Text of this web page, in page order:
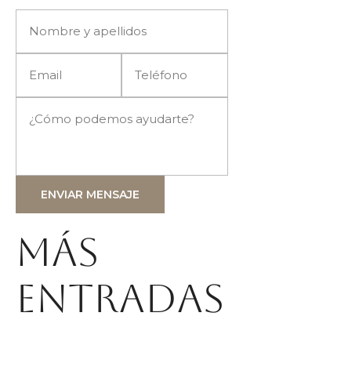
ENVIAR MENSAJE
Más
entradas